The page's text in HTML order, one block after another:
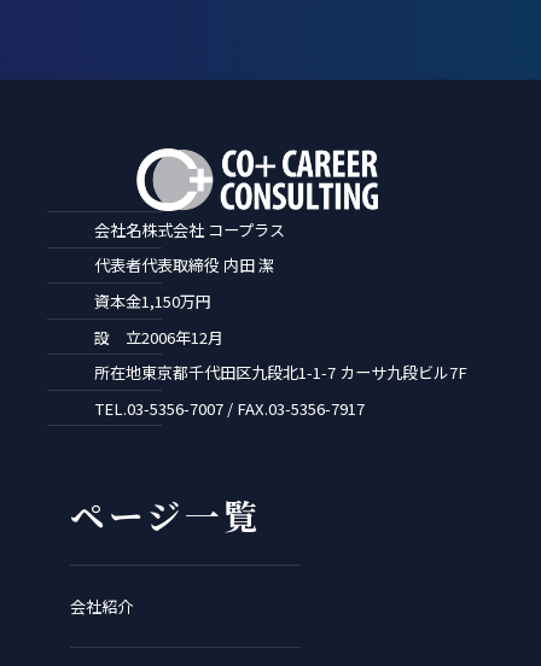
会社名株式会社 コープラス
代表者代表取締役 内田 潔
資本金1,150万円
設 立2006年12月
所在地東京都千代田区九段北1-1-7 カーサ九段ビル7F
TEL.03-5356-7007 / FAX.03-5356-7917
ページ一覧
会社紹介